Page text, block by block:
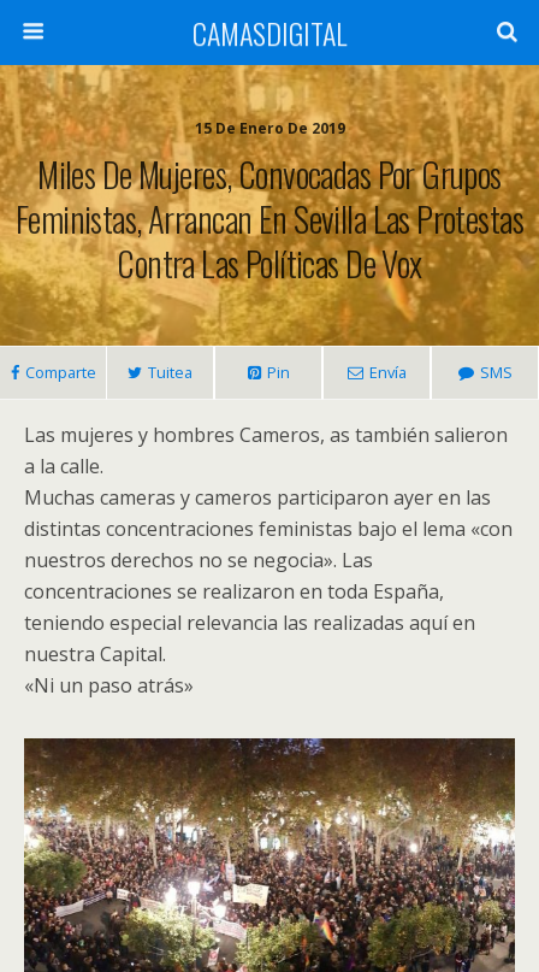
CAMASDIGITAL
15 De Enero De 2019
Miles De Mujeres, Convocadas Por Grupos
Feministas, Arrancan En Sevilla Las Protestas
Contra Las Políticas De Vox
Comparte Tuitea Pin Envía SMS
Las mujeres y hombres Cameros, as también salieron
a la calle.
Muchas cameras y cameros participaron ayer en las
distintas concentraciones feministas bajo el lema «con
nuestros derechos no se negocia». Las
concentraciones se realizaron en toda España,
teniendo especial relevancia las realizadas aquí en
nuestra Capital.
«Ni un paso atrás»